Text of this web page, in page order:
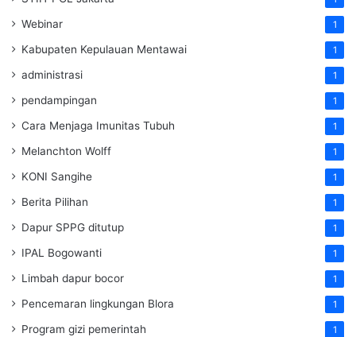
Webinar 1
Kabupaten Kepulauan Mentawai 1
administrasi 1
pendampingan 1
Cara Menjaga Imunitas Tubuh 1
Melanchton Wolff 1
KONI Sangihe 1
Berita Pilihan 1
Dapur SPPG ditutup 1
IPAL Bogowanti 1
Limbah dapur bocor 1
Pencemaran lingkungan Blora 1
Program gizi pemerintah 1